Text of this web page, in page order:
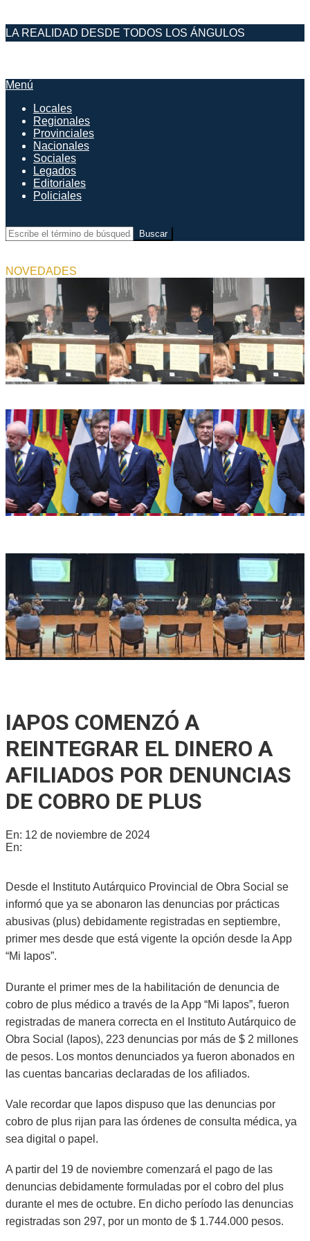
Saltar
al
LA REALIDAD DESDE TODOS LOS ÁNGULOS
Menú
navegación
principal
Menú
Locales
Regionales
Provinciales
Nacionales
Sociales
Legados
Editoriales
Policiales
Buscar
NOVEDADES
IAPOS COMENZÓ A
REINTEGRAR EL DINERO A
AFILIADOS POR DENUNCIAS
DE COBRO DE PLUS
En: 12 de noviembre de 2024
En:
Desde el Instituto Autárquico Provincial de Obra Social se
informó que ya se abonaron las denuncias por prácticas
abusivas (plus) debidamente registradas en septiembre,
primer mes desde que está vigente la opción desde la App
“Mi Iapos”.
Durante el primer mes de la habilitación de denuncia de
cobro de plus médico a través de la App “Mi Iapos”, fueron
registradas de manera correcta en el Instituto Autárquico de
Obra Social (Iapos), 223 denuncias por más de $ 2 millones
de pesos. Los montos denunciados ya fueron abonados en
las cuentas bancarias declaradas de los afiliados.
Vale recordar que Iapos dispuso que las denuncias por
cobro de plus rijan para las órdenes de consulta médica, ya
sea digital o papel.
A partir del 19 de noviembre comenzará el pago de las
denuncias debidamente formuladas por el cobro del plus
durante el mes de octubre. En dicho período las denuncias
registradas son 297, por un monto de $ 1.744.000 pesos.